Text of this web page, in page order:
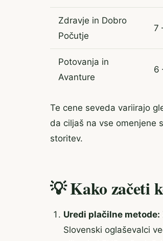
Zdravje in Dobro
Počutje
7
Potovanja in
Avanture
6
Te cene seveda variirajo
da ciljaš na vse omenjene
storitev.
💡 Kako začeti
Uredi plačilne metode:
Slovenski oglaševalci